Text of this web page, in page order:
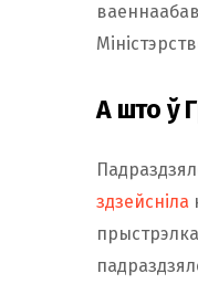
А што ў
здзейсніла